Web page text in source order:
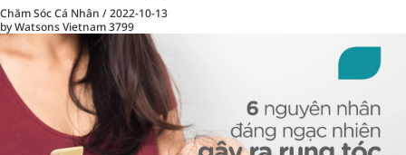
Chăm Sóc Cá Nhân /2022-10-13
by Watsons Vietnam3799